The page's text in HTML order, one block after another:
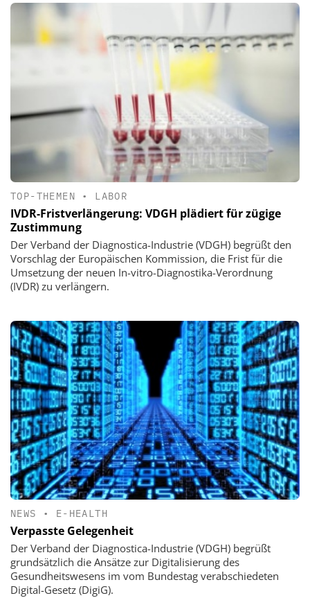
TOP-THEMEN • LABOR
IVDR-Fristverlängerung: VDGH plädiert für zügige
Zustimmung
Der Verband der Diagnostica-Industrie (VDGH) begrüßt den
Vorschlag der Europäischen Kommission, die Frist für die
Umsetzung der neuen In-vitro-Diagnostika-Verordnung
(IVDR) zu verlängern.
NEWS • E-HEALTH
Verpasste Gelegenheit
Der Verband der Diagnostica-Industrie (VDGH) begrüßt
grundsätzlich die Ansätze zur Digitalisierung des
Gesundheitswesens im vom Bundestag verabschiedeten
Digital-Gesetz (DigiG).